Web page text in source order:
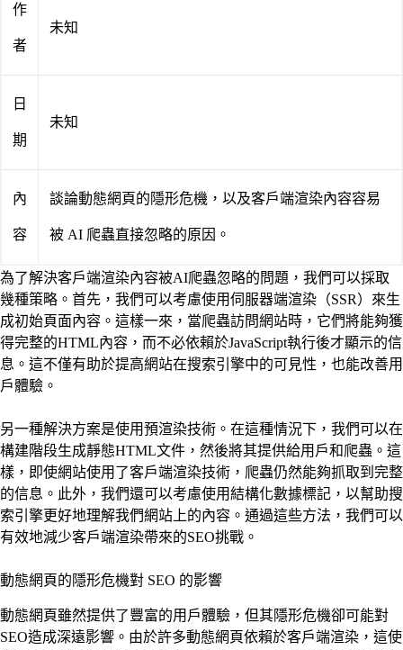
作
者
未知
日
期
未知
內
容
談論動態網頁的隱形危機，以及客戶端渲染內容容易
被 AI 爬蟲直接忽略的原因。
為了解決客戶端渲染內容被AI爬蟲忽略的問題，我們可以採取
幾種策略。首先，我們可以考慮使用伺服器端渲染（SSR）來生
成初始頁面內容。這樣一來，當爬蟲訪問網站時，它們將能夠獲
得完整的HTML內容，而不必依賴於JavaScript執行後才顯示的信
息。這不僅有助於提高網站在搜索引擎中的可見性，也能改善用
戶體驗。
另一種解決方案是使用預渲染技術。在這種情況下，我們可以在
構建階段生成靜態HTML文件，然後將其提供給用戶和爬蟲。這
樣，即使網站使用了客戶端渲染技術，爬蟲仍然能夠抓取到完整
的信息。此外，我們還可以考慮使用結構化數據標記，以幫助搜
索引擎更好地理解我們網站上的內容。通過這些方法，我們可以
有效地減少客戶端渲染帶來的SEO挑戰。
動態網頁的隱形危機對 SEO 的影響
動態網頁雖然提供了豐富的用戶體驗，但其隱形危機卻可能對
SEO造成深遠影響。由於許多動態網頁依賴於客戶端渲染，這使